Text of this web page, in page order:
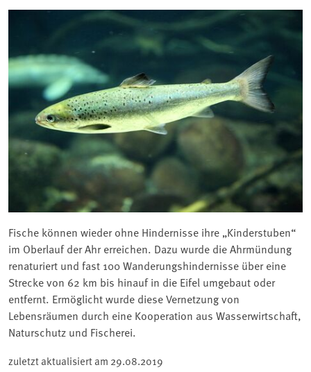
Fische können wieder ohne Hindernisse ihre „Kinderstuben“
im Oberlauf der Ahr erreichen. Dazu wurde die Ahrmündung
renaturiert und fast 100 Wanderungshindernisse über eine
Strecke von 62 km bis hinauf in die Eifel umgebaut oder
entfernt. Ermöglicht wurde diese Vernetzung von
Lebensräumen durch eine Kooperation aus Wasserwirtschaft,
Naturschutz und Fischerei.
zuletzt aktualisiert am 29.08.2019